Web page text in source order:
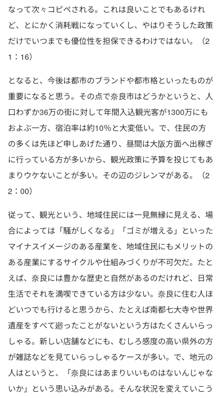
なって次々コピペされる。これは良いことでもあるけれ
ど、とにかく消耗戦になっていくし、やはりそうした政策
だけでいつまでも優位性を担保できるわけではない。（2
1：16）
となると、今後は都市のブランドや都市格といったものが
重要になると思う。その点で奈良市はどうかというと、人
口わずか36万の街に対して年間入込観光客が1300万にも
およぶ一方、宿泊率は約10％と大変低い。で、住民の方
の多くは先ほど申しあげた通り、昼間は大阪方面へ出稼ぎ
に行っている方が多いから、観光政策に予算を投じてもあ
まりウケないことが多い。その辺のジレンマがある。（2
2：00）
従って、観光という、地域住民には一見無縁に見える、場
合によっては「騒がしくなる」「ゴミが増える」といった
マイナスイメージのある産業を、地域住民にもメリットの
ある産業にするサイクルや仕組みづくりが不可欠だ。たと
えば、奈良には豊かな歴史と自然があるのだけれど、日常
生活でそれを満喫できている方は少ない。奈良に住む人ほ
どいつでも行けると思うから、たとえば南都七大寺や世界
遺産をすべて廻ったことがないという方はたくさんいらっ
しゃる。新しい店舗などにも、むしろ感度の高い県外の方
が雑誌などを見ていらっしゃるケースが多い。で、地元の
人はというと、「奈良にはあまりいいものはないんじゃな
いか」という思い込みがある。そんな状況を変えていこう